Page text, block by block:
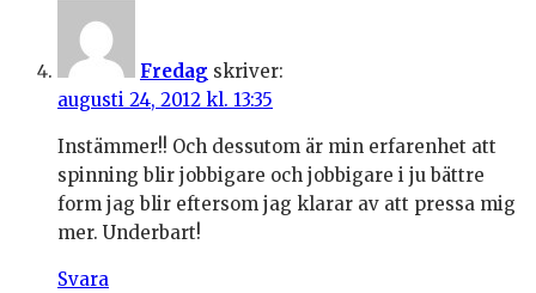
Fredag skriver:
augusti 24, 2012 kl. 13:35
Instämmer!! Och dessutom är min erfarenhet att
spinning blir jobbigare och jobbigare i ju bättre
form jag blir eftersom jag klarar av att pressa mig
mer. Underbart!
Svara